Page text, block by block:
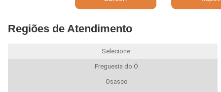
Regiões de Atendimento
Selecione:
Freguesia do Ó
Osasco